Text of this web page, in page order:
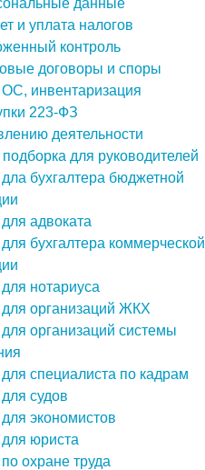
данные
и уплата налогов
контроль
договоры и споры
инвентаризация
223-ФЗ
деятельности
для руководителей
бухгалтера бюджетной
адвоката
бухгалтера коммерческой
нотариуса
организаций ЖКХ
организаций системы
специалиста по кадрам
судов
экономистов
юриста
охране труда